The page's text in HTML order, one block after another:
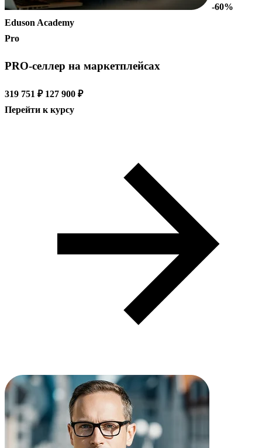
-60%
Eduson Academy
Pro
PRO-селлер на маркетплейсах
319 751 ₽ 127 900 ₽
Перейти к курсу